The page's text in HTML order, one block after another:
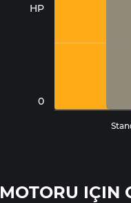
HP
0
MOTORU IÇIN